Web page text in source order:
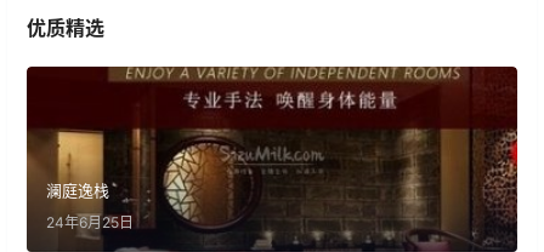
优质精选
澜庭逸栈
24年6月25日